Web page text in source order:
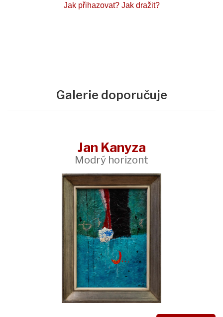
Jak přihazovat? Jak dražit?
Galerie doporučuje
Jan Kanyza
Modrý horizont